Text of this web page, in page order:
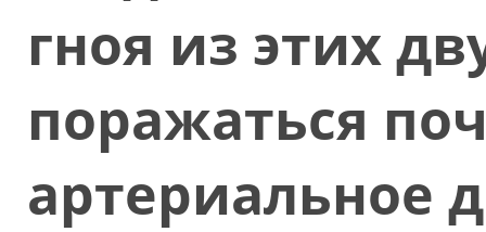
гноя из этих
поражаться
артериальное